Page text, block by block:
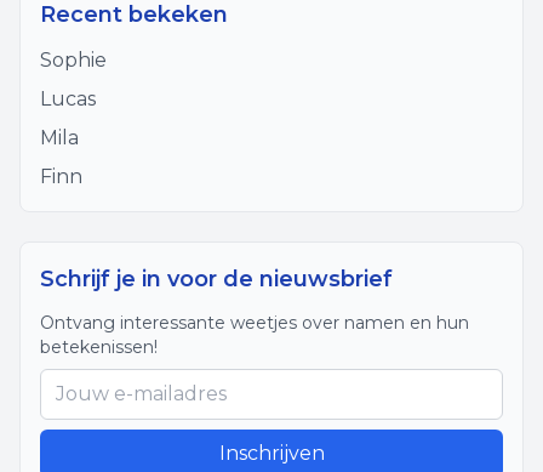
Recent bekeken
Sophie
Lucas
Mila
Finn
Schrijf je in voor de nieuwsbrief
Ontvang interessante weetjes over namen en hun
betekenissen!
Inschrijven